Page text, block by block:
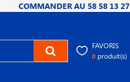
COMMANDER AU 58 58 13 27
FAVORIS
0 produit(s)